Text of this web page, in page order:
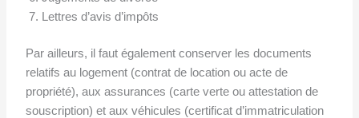
Lettres d’avis d’impôts
Par ailleurs, il faut également conserver les documents
relatifs au logement (contrat de location ou acte de
propriété), aux assurances (carte verte ou attestation de
souscription) et aux véhicules (certificat d’immatriculation